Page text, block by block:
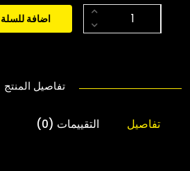
اضافة للسلة
تفاصيل المنتج
تفاصيل التقييمات (0)